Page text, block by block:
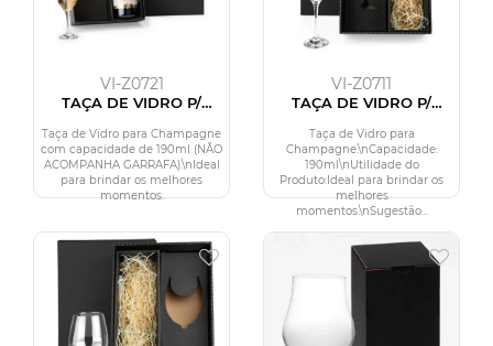
VI-Z0721
TAÇA DE VIDRO P/
CHAMPAGNE 190 ML -
NÃO ACOMPANHA
GARRAFA
Taça de Vidro para Champagne
com capacidade de 190ml (NÃO
ACOMPANHA GARRAFA).\nIdeal
para brindar os melhores
momentos.
VI-Z0711
TAÇA DE VIDRO P/
CHAMPAGNE 190 ML
Taça de Vidro para
Champagne.\nCapacidade:
190ml\nUtilidade do
Produto:Ideal para brindar os
melhores
momentos.\nSugestão...